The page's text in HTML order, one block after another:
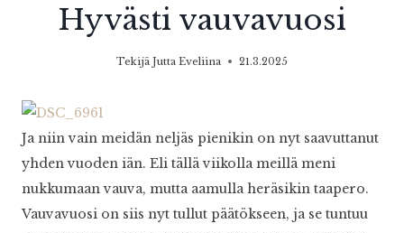
Hyvästi vauvavuosi
Tekijä Jutta Eveliina 21.3.2025
Ja niin vain meidän neljäs pienikin on nyt saavuttanut
yhden vuoden iän. Eli tällä viikolla meillä meni
nukkumaan vauva, mutta aamulla heräsikin taapero.
Vauvavuosi on siis nyt tullut päätökseen, ja se tuntuu